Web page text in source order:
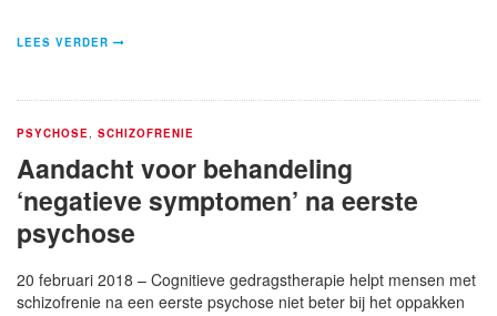
LEES VERDER
PSYCHOSE SCHIZOFRENIE
Aandacht voor behandeling
‘negatieve symptomen’ na eerste
psychose
20 februari 2018 – Cognitieve gedragstherapie helpt mensen met
schizofrenie na een eerste psychose niet beter bij het oppakken